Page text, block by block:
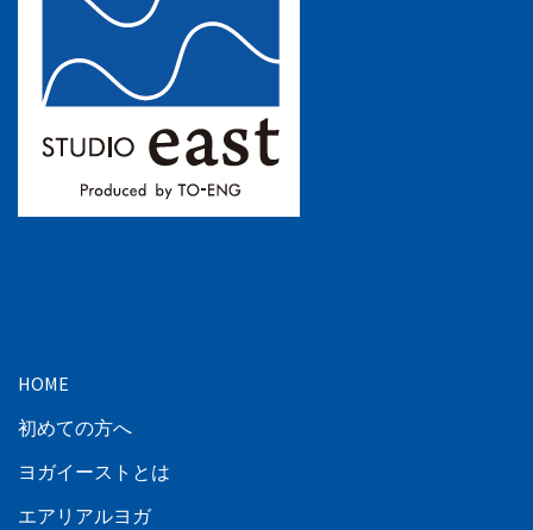
HOME
初めての方へ
ヨガイーストとは
エアリアルヨガ